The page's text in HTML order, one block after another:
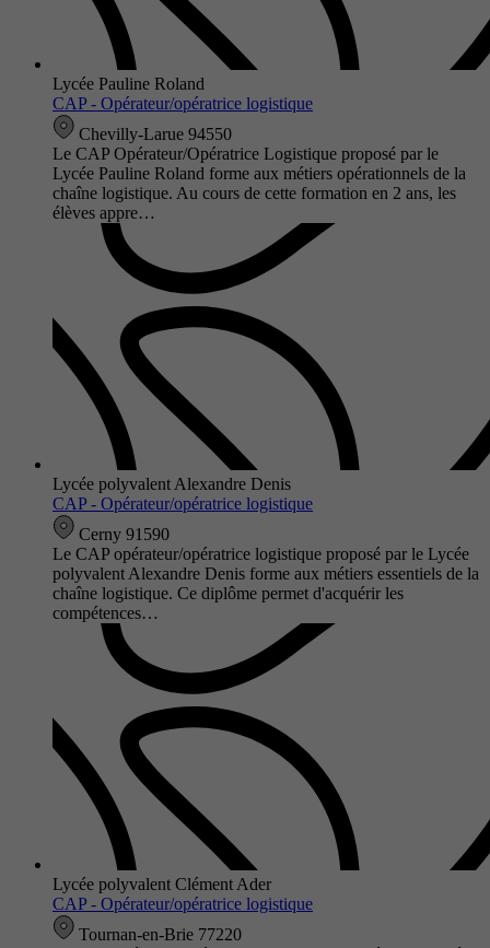
Lycée Pauline Roland
CAP - Opérateur/opératrice logistique
Chevilly-Larue 94550
Le CAP Opérateur/Opératrice Logistique proposé par le
Lycée Pauline Roland forme aux métiers opérationnels de la
chaîne logistique. Au cours de cette formation en 2 ans, les
élèves appre…
Lycée polyvalent Alexandre Denis
CAP - Opérateur/opératrice logistique
Cerny 91590
Le CAP opérateur/opératrice logistique proposé par le Lycée
polyvalent Alexandre Denis forme aux métiers essentiels de la
chaîne logistique. Ce diplôme permet d'acquérir les
compétences…
Lycée polyvalent Clément Ader
CAP - Opérateur/opératrice logistique
Tournan-en-Brie 77220